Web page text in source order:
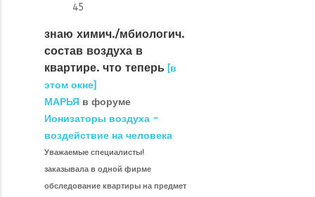
45
знаю химич./мбиологич.
состав воздуха в
квартире. что теперь [в
этом окне]
МАРЬЯ в форуме
Ионизаторы воздуха -
воздействие на человека
Уважаемые специалисты!
заказывала в одной фирме
обследование квартиры на предмет